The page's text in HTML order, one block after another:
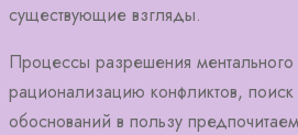
существующие взгляды.
Процессы разрешения
рационализацию конфликтов,
обоснований в пользу